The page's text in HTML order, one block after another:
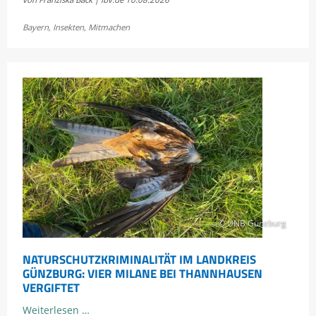
Bayerns
Schmetterlingen?
Bayern, Insekten, Mitmachen
© UNB Günzburg
NATURSCHUTZKRIMINALITÄT IM LANDKREIS
GÜNZBURG: VIER MILANE BEI THANNHAUSEN
VERGIFTET
Weiterlesen …Naturschutzkriminalität